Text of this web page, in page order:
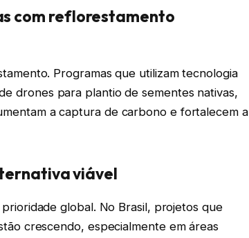
com reflorestamento
Programas que utilizam tecnologia
drones para plantio de sementes nativas,
a captura de carbono e fortalecem a
viável
global. No Brasil, projetos que
crescendo, especialmente em áreas